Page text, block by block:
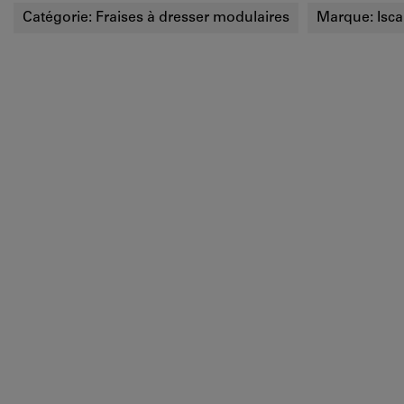
Catégorie: Fraises à dresser modulaires Marque: